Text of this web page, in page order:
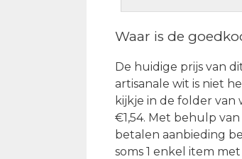
Waar is de
De huidige prijs van
artisanale wit is niet
kijkje in de folder van
€1,54. Met behulp
betalen aanbieding
soms 1 enkel item